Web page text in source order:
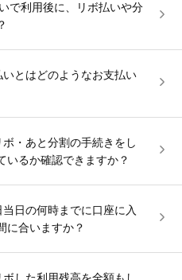
で利用後に、リボ払いや分
いとはどのようなお支払い
ボ・あと分割の手続きをし
いるか確認できますか？
当日の何時までに口座に入
に合いますか？